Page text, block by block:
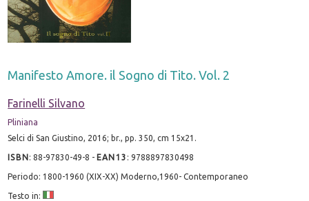
Manifesto Amore. il Sogno di Tito. Vol. 2
Farinelli Silvano
Pliniana
Selci di San Giustino, 2016; br., pp. 350, cm 15x21.
ISBN:88-97830-49-8 - EAN13 :9788897830498
Periodo: 1800-1960 (XIX-XX) Moderno,1960- Contemporaneo
Testo in: